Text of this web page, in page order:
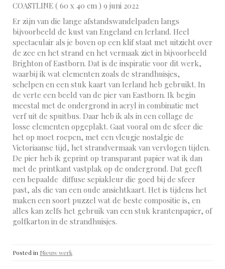
COASTLINE ( 60 x 40 cm ) 9 juni 2022
Er zijn van die lange afstandswandelpaden langs
bijvoorbeeld de kust van Engeland en Ierland. Heel
spectaculair als je boven op een klif staat met uitzicht over
de zee en het strand en het vermaak ziet in bijvoorbeeld
Brighton of Eastborn. Dat is de inspiratie voor dit werk,
waarbij ik wat elementen zoals de strandhuisjes,
schelpen en een stuk kaart van Ierland heb gebruikt. In
de verte een beeld van de pier van Eastborn. Ik begin
meestal met de ondergrond in acryl in combinatie met
verf uit de spuitbus. Daar heb ik als in een collage de
losse elementen opgeplakt. Gaat vooral om de sfeer die
het op moet roepen, met een vleugje nostalgie de
Victoriaanse tijd, het strandvermaak van vervlogen tijden.
De pier heb ik geprint op transparant papier wat ik dan
met de printkant vastplak op de ondergrond. Dat geeft
een bepaalde diffuse sepiakleur die goed bij de sfeer
past, als die van een oude ansichtkaart. Het is tijdens het
maken een soort puzzel wat de beste compositie is, en
alles kan zelfs het gebruik van een stuk krantenpapier, of
golfkarton in de strandhuisjes.
Posted in Nieuw werk